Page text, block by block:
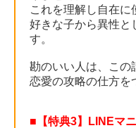
これを理解し自在に
好きな子から異性と
す。
勘のいい人は、この
恋愛の攻略の仕方を
■【特典3】LINEマ